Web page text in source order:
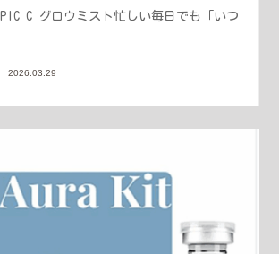
C グロウミスト忙しい毎日でも「いつ
2026.03.29